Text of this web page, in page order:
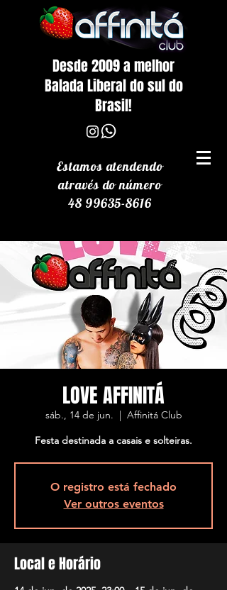
Desde 2009 a melhor
Balada Liberal do sul do
Brasil!
Estamos atendendo
atravésdo número
48 99635-8616
LOVE AFFINITÁ
sáb., 14 de jun.
  |
Affinitá Club
Festa destinada a casais e solteiras.
O registro está fechado
Ver outros eventos
Local e Horário